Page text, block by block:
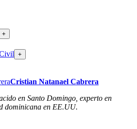
+
+
Cristian Natanael Cabrera
en Santo Domingo, experto en
dominicana en EE.UU.